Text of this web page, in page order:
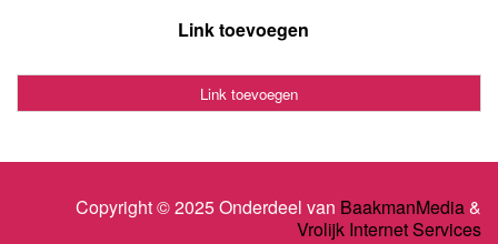
Link toevoegen
Link toevoegen
Copyright © 2025 Onderdeel van BaakmanMedia&
Vrolijk Internet Services